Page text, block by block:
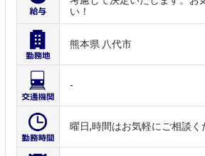
い！
熊本県 八代市
-
曜日,時間はお気軽にご相談く